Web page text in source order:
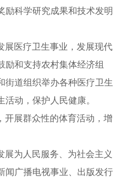
励科学研究成果和技术发明
医疗卫生事业，发展现代
励和支持农村集体经济组
街道组织举办各种医疗卫生
动，保护人民健康。
展群众性的体育活动，增
为人民服务、为社会主义
闻广播电视事业、出版发行